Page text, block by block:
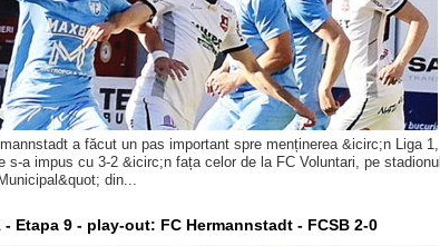
a făcut un pas important spre menținerea &icirc;n Liga 1,
s-a impus cu 3-2 &icirc;n fața celor de la FC Voluntari, pe stadionul
din...
- Etapa 9 - play-out: FC Hermannstadt - FCSB 2-0